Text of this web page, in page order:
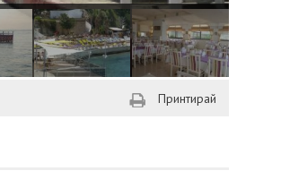
Принтирай